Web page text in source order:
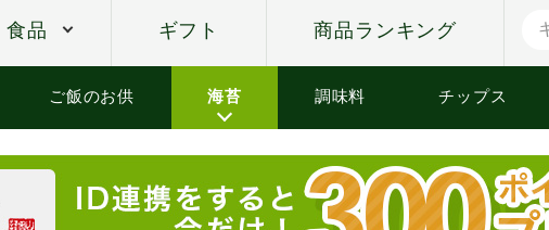
食品 ギフト 商品ランキング
ご飯のお供 海苔 調味料 チップス